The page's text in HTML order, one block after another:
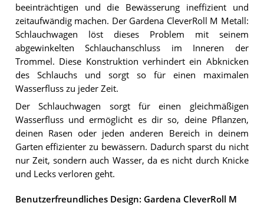
beeinträchtigen und die Bewässerung ineffizient und
zeitaufwändig machen. Der Gardena CleverRoll M Metall:
Schlauchwagen löst dieses Problem mit seinem
abgewinkelten Schlauchanschluss im Inneren der
Trommel. Diese Konstruktion verhindert ein Abknicken
des Schlauchs und sorgt so für einen maximalen
Wasserfluss zu jeder Zeit.
Der Schlauchwagen sorgt für einen gleichmäßigen
Wasserfluss und ermöglicht es dir so, deine Pflanzen,
deinen Rasen oder jeden anderen Bereich in deinem
Garten effizienter zu bewässern. Dadurch sparst du nicht
nur Zeit, sondern auch Wasser, da es nicht durch Knicke
und Lecks verloren geht.
Benutzerfreundliches Design: Gardena CleverRoll M